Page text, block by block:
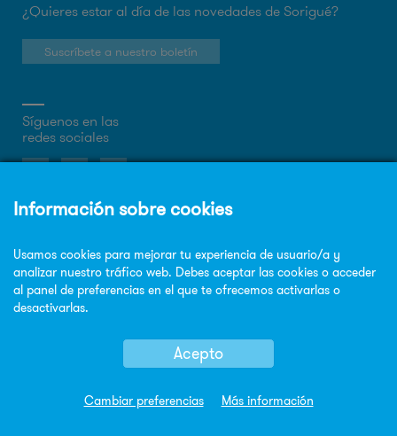
¿Quieres estar al día de las novedades de Sorigué?
Suscríbete a nuestro boletín
Síguenos en las
redes sociales
Sobre la web
Política de privacidad
Política de cookies
© Copyright Sorigué 2026